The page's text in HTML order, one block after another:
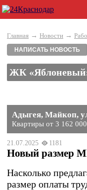
Главная → Новости →
НАПИСАТЬ НОВОСТЬ
ЖК
Адыгея, Майкоп,
Квартиры от 3 162
21.07.2025 1181
Новый размер
Насколько
размер оплаты